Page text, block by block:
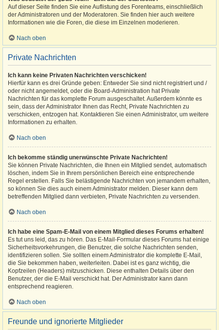
Auf dieser Seite finden Sie eine Auflistung des Forenteams, einschließlich
der Administratoren und der Moderatoren. Sie finden hier auch weitere
Informationen wie die Foren, die diese im Einzelnen moderieren.
Nach oben
Private Nachrichten
Ich kann keine Privaten Nachrichten verschicken!
Hierfür kann es drei Gründe geben: Entweder Sie sind nicht registriert und /
oder nicht angemeldet, oder die Board-Administration hat Private
Nachrichten für das komplette Forum ausgeschaltet. Außerdem könnte es
sein, dass der Administrator Ihnen das Recht, Private Nachrichten zu
verschicken, entzogen hat. Kontaktieren Sie einen Administrator, um weitere
Informationen zu erhalten.
Nach oben
Ich bekomme ständig unerwünschte Private Nachrichten!
Sie können Private Nachrichten, die Ihnen ein Mitglied sendet, automatisch
löschen, indem Sie in Ihrem persönlichen Bereich eine entsprechende
Regel erstellen. Falls Sie belästigende Nachrichten von jemandem erhalten,
so können Sie dies auch einem Administrator melden. Dieser kann dem
betreffenden Mitglied dann verbieten, Private Nachrichten zu versenden.
Nach oben
Ich habe eine Spam-E-Mail von einem Mitglied dieses Forums erhalten!
Es tut uns leid, das zu hören. Das E-Mail-Formular dieses Forums hat einige
Sicherheitsvorkehrungen, die Benutzer, die solche Nachrichten senden,
identifizieren sollen. Sie sollten einem Administrator die komplette E-Mail,
die Sie bekommen haben, weiterleiten. Dabei ist es ganz wichtig, die
Kopfzeilen (Headers) mitzuschicken. Diese enthalten Details über den
Benutzer, der die E-Mail verschickt hat. Der Administrator kann dann
entsprechend reagieren.
Nach oben
Freunde und ignorierte Mitglieder